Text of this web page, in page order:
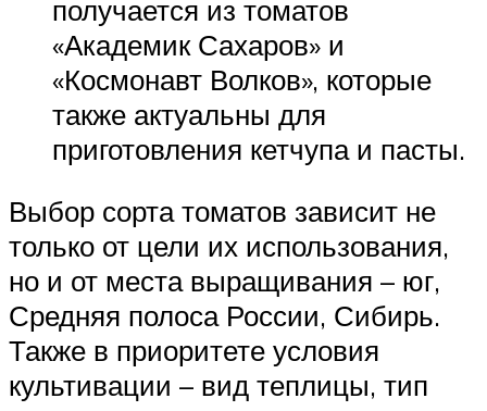
получается из томатов
«Академик Сахаров» и
«Космонавт Волков», которые
также актуальны для
приготовления кетчупа и пасты.
Выбор сорта томатов зависит не
только от цели их использования,
но и от места выращивания – юг,
Средняя полоса России, Сибирь.
Также в приоритете условия
культивации – вид теплицы, тип